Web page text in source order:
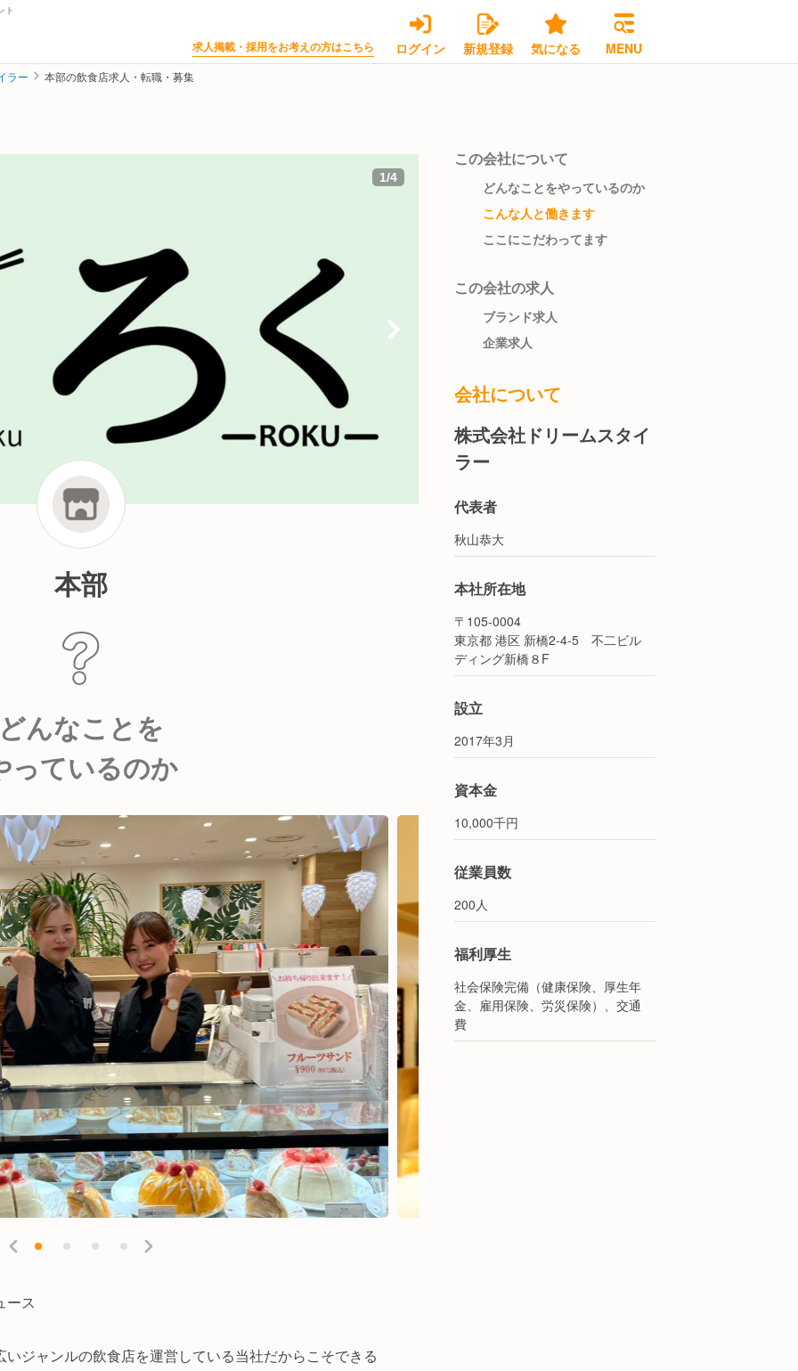
ト
求人掲載・採用をお考えの方はこちら ログイン 新規登録 気になる MENU
ラー 本部の飲食店求人・転職・募集
1/4
本部
んなことを
っているのか
ース
ジャンルの飲食店を運営している当社だからこそできる
この会社について
どんなことをやっているのか
こんな人と働きます
ここにこだわってます
この会社の求人
ブランド求人
企業求人
会社について
株式会社ドリームスタイ
ラー
代表者
秋山恭大
本社所在地
〒105-0004
東京都 港区 新橋2‐4‐5 不二ビル
ディング新橋８F
設立
2017年3月
資本金
10,000千円
従業員数
200人
福利厚生
社会保険完備（健康保険、厚生年
金、雇用保険、労災保険）、交通
費